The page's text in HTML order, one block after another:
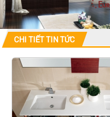
CHI TIẾT TIN TỨC